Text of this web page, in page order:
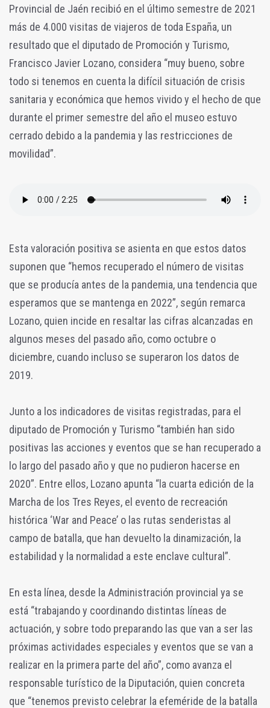
Provincial de Jaén recibió en el último semestre de 2021
más de 4.000 visitas de viajeros de toda España, un
resultado que el diputado de Promoción y Turismo,
Francisco Javier Lozano, considera “muy bueno, sobre
todo si tenemos en cuenta la difícil situación de crisis
sanitaria y económica que hemos vivido y el hecho de que
durante el primer semestre del año el museo estuvo
cerrado debido a la pandemia y las restricciones de
movilidad”.
Esta valoración positiva se asienta en que estos datos
suponen que “hemos recuperado el número de visitas
que se producía antes de la pandemia, una tendencia que
esperamos que se mantenga en 2022”, según remarca
Lozano, quien incide en resaltar las cifras alcanzadas en
algunos meses del pasado año, como octubre o
diciembre, cuando incluso se superaron los datos de
2019.
Junto a los indicadores de visitas registradas, para el
diputado de Promoción y Turismo “también han sido
positivas las acciones y eventos que se han recuperado a
lo largo del pasado año y que no pudieron hacerse en
2020”. Entre ellos, Lozano apunta “la cuarta edición de la
Marcha de los Tres Reyes, el evento de recreación
histórica ‘War and Peace’ o las rutas senderistas al
campo de batalla, que han devuelto la dinamización, la
estabilidad y la normalidad a este enclave cultural”.
En esta línea, desde la Administración provincial ya se
está “trabajando y coordinando distintas líneas de
actuación, y sobre todo preparando las que van a ser las
próximas actividades especiales y eventos que se van a
realizar en la primera parte del año”, como avanza el
responsable turístico de la Diputación, quien concreta
que “tenemos previsto celebrar la efeméride de la batalla